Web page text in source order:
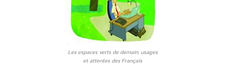
Les espaces verts de demain, usages
et attentes des Français